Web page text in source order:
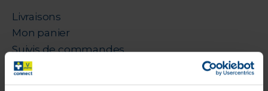
Livraisons
Mon panier
Suivis de commandes
Listes d'envie
Conditions générales